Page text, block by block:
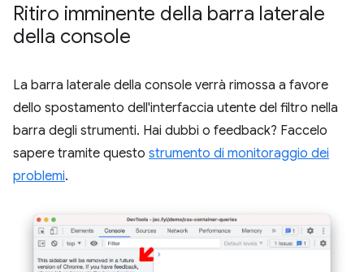
Ritiro imminente della barra laterale
della console
La barra laterale della console verrà rimossa a favore
dello spostamento dell'interfaccia utente del filtro nella
barra degli strumenti. Hai dubbi o feedback? Faccelo
sapere tramite questo strumento di monitoraggio dei
problemi.